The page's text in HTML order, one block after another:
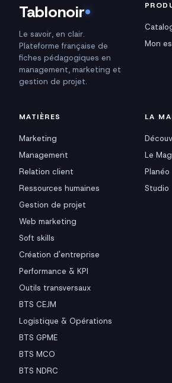
Tablonoir
Le savoir, en clair.
Plateforme française de
fiches pédagogiques en
management, marketing et
gestion de projet.
Mon
MATIÈRES
Marketing
Management
Relation client
Ressources humaines
Gestion de projet
Web marketing
Soft skills
Création d'entreprise
Performance & KPI
Outils transversaux
BTS CEJM
Logistique & Opérations
BTS GPME
BTS MCO
BTS NDRC
LA
Le Mag
Planéo
Studio